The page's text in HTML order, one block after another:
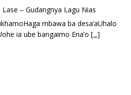
Halawa Vocal Rendi Gulo
he akhiguMene mene sino
niowalu, mela’angdröi ita